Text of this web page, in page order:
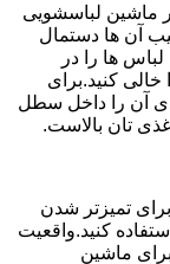
ماشین لباسشویی
آن ها دستمال
ها را در
کنید.برای
آن را داخل سطل
تان بالاست.
تمیزتر شدن
کنید.واقعیت
ماشین